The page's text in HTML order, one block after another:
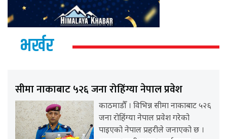
भर्खर
सीमा नाकाबाट ५२६ जना रोहिंग्या नेपाल प्रवेश
काठमाडौँ । विभिन्न सीमा नाकाबाट ५२६
जना रोहिंग्या नेपाल प्रवेश गरेको
पाइएको नेपाल प्रहरीले जनाएको छ ।